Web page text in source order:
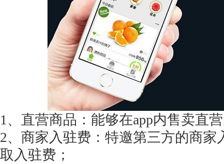
1、直营商品：能够在app内售卖直
2、商家入驻费：特邀第三方的商
取入驻费；
获得产品报价方案
1万个想法不如1次的方案落地
扫码添加[商务总监]沟通方案
扫码沟通